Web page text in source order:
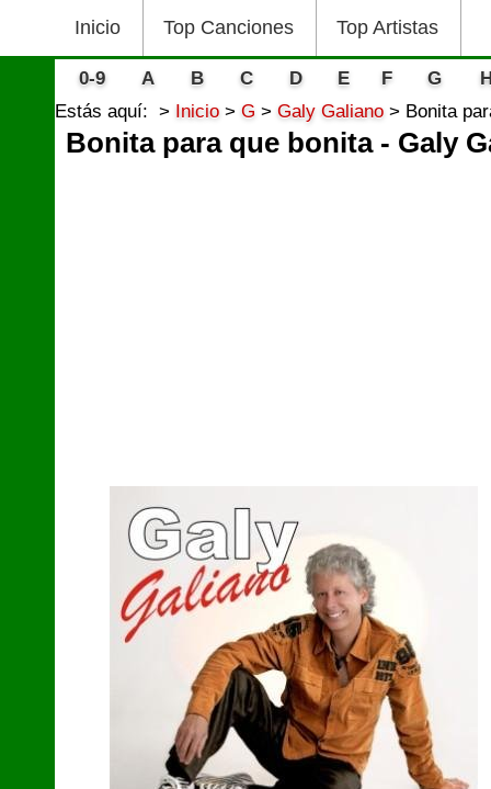
Inicio Top Canciones Top Artistas
0-9 A B C D E F G
Estás aquí:
Inicio G Galy Galiano Bonita
Bonita para que bonita - Galy